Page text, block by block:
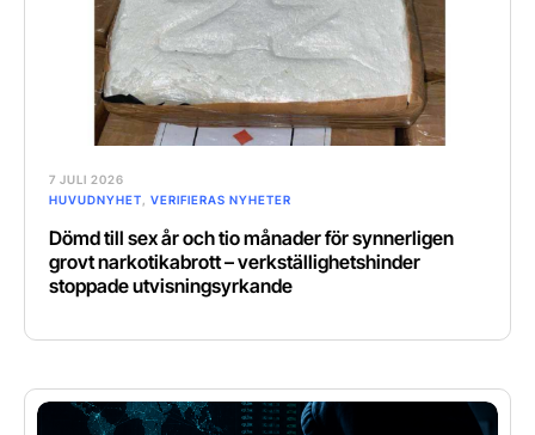
7 JULI 2026
HUVUDNYHET
VERIFIERAS NYHETER
Dömd till sex år och tio månader för synnerligen
grovt narkotikabrott – verkställighetshinder
stoppade utvisningsyrkande